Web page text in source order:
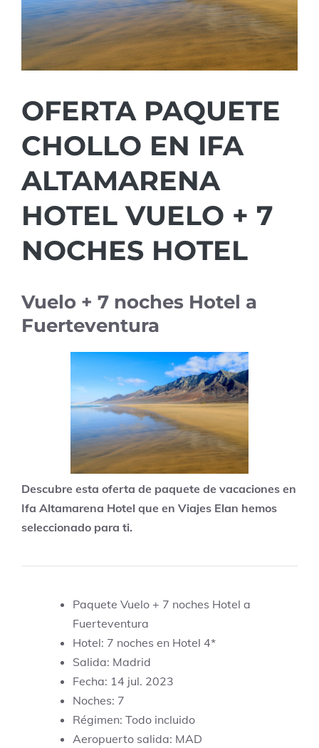
OFERTA PAQUETE
CHOLLO EN IFA
ALTAMARENA
HOTEL VUELO + 7
NOCHES HOTEL
Vuelo + 7 noches Hotel a
Fuerteventura
Descubre esta oferta de paquete de vacaciones en
Ifa Altamarena Hotel que en Viajes Elan hemos
seleccionado para ti.
Paquete Vuelo + 7 noches Hotel a
Fuerteventura
Hotel: 7 noches en Hotel 4*
Salida: Madrid
Fecha: 14 jul. 2023
Noches: 7
Régimen: Todo incluido
Aeropuerto salida: MAD